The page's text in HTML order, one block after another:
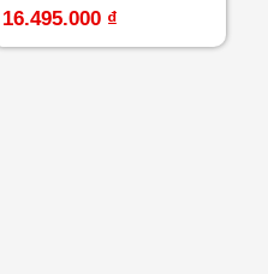
Được
xếp
hạng
16.495.000 ₫